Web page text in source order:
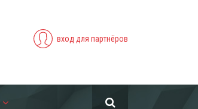
вход для партнёров